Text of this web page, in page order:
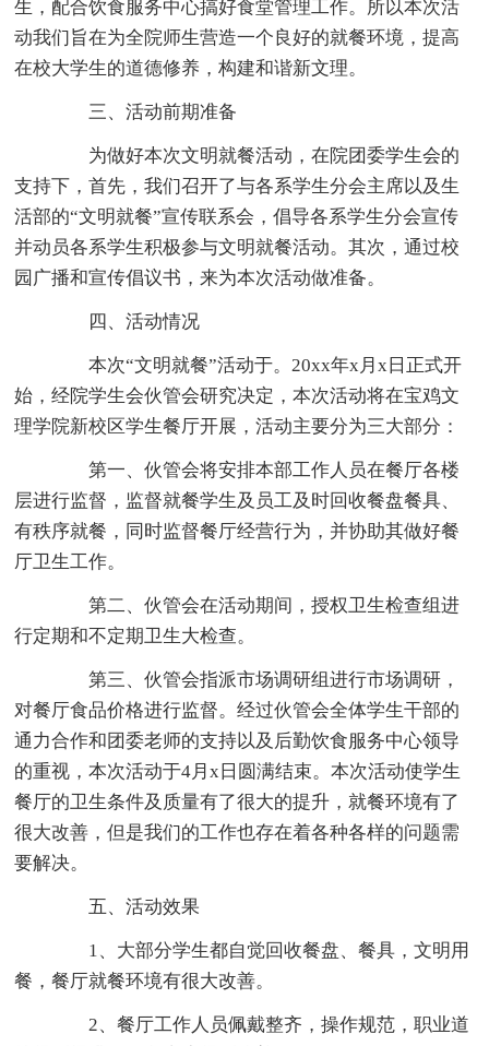
生，配合饮食服务中心搞好食堂管理工作。所以本次活
动我们旨在为全院师生营造一个良好的就餐环境，提高
在校大学生的道德修养，构建和谐新文理。
三、活动前期准备
为做好本次文明就餐活动，在院团委学生会的
支持下，首先，我们召开了与各系学生分会主席以及生
活部的“文明就餐”宣传联系会，倡导各系学生分会宣传
并动员各系学生积极参与文明就餐活动。其次，通过校
园广播和宣传倡议书，来为本次活动做准备。
四、活动情况
本次“文明就餐”活动于。20xx年x月x日正式开
始，经院学生会伙管会研究决定，本次活动将在宝鸡文
理学院新校区学生餐厅开展，活动主要分为三大部分：
第一、伙管会将安排本部工作人员在餐厅各楼
层进行监督，监督就餐学生及员工及时回收餐盘餐具、
有秩序就餐，同时监督餐厅经营行为，并协助其做好餐
厅卫生工作。
第二、伙管会在活动期间，授权卫生检查组进
行定期和不定期卫生大检查。
第三、伙管会指派市场调研组进行市场调研，
对餐厅食品价格进行监督。经过伙管会全体学生干部的
通力合作和团委老师的支持以及后勤饮食服务中心领导
的重视，本次活动于4月x日圆满结束。本次活动使学生
餐厅的卫生条件及质量有了很大的提升，就餐环境有了
很大改善，但是我们的工作也存在着各种各样的问题需
要解决。
五、活动效果
1、大部分学生都自觉回收餐盘、餐具，文明用
餐，餐厅就餐环境有很大改善。
2、餐厅工作人员佩戴整齐，操作规范，职业道